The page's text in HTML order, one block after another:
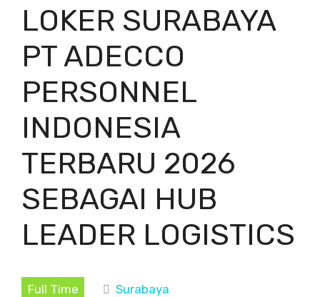
LOKER SURABAYA
PT ADECCO
PERSONNEL
INDONESIA
TERBARU 2026
SEBAGAI HUB
LEADER LOGISTICS
Full Time
Surabaya